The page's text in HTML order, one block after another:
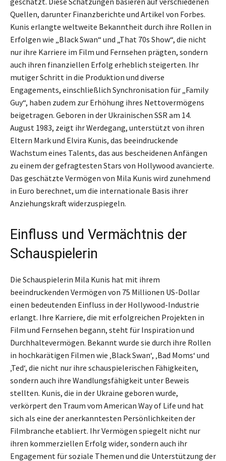
Quellen, darunter Finanzberichte und Artikel von Forbes.
Kunis erlangte weltweite Bekanntheit durch ihre Rollen in
Erfolgen wie „Black Swan“ und „That 70s Show“, die nicht
nur ihre Karriere im Film und Fernsehen prägten, sondern
auch ihren finanziellen Erfolg erheblich steigerten. Ihr
mutiger Schritt in die Produktion und diverse
Engagements, einschließlich Synchronisation für „Family
Guy“, haben zudem zur Erhöhung ihres Nettovermögens
beigetragen. Geboren in der Ukrainischen SSR am 14.
August 1983, zeigt ihr Werdegang, unterstützt von ihren
Eltern Mark und Elvira Kunis, das beeindruckende
Wachstum eines Talents, das aus bescheidenen Anfängen
zu einem der gefragtesten Stars von Hollywood avancierte.
Das geschätzte Vermögen von Mila Kunis wird zunehmend
in Euro berechnet, um die internationale Basis ihrer
Anziehungskraft widerzuspiegeln.
Einfluss und Vermächtnis der
Schauspielerin
Die Schauspielerin Mila Kunis hat mit ihrem
beeindruckenden Vermögen von 75 Millionen US-Dollar
einen bedeutenden Einfluss in der Hollywood-Industrie
erlangt. Ihre Karriere, die mit erfolgreichen Projekten in
Film und Fernsehen begann, steht für Inspiration und
Durchhaltevermögen. Bekannt wurde sie durch ihre Rollen
in hochkarätigen Filmen wie ‚Black Swan‘, ‚Bad Moms‘ und
‚Ted‘, die nicht nur ihre schauspielerischen Fähigkeiten,
sondern auch ihre Wandlungsfähigkeit unter Beweis
stellten. Kunis, die in der Ukraine geboren wurde,
verkörpert den Traum vom American Way of Life und hat
sich als eine der anerkanntesten Persönlichkeiten der
Filmbranche etabliert. Ihr Vermögen spiegelt nicht nur
ihren kommerziellen Erfolg wider, sondern auch ihr
Engagement für soziale Themen und die Unterstützung der